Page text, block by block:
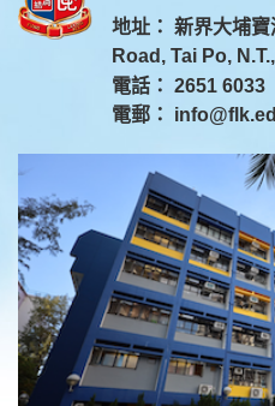
地址： 新界大埔
Road, Tai Po,
電話： 2651 6033
電郵：